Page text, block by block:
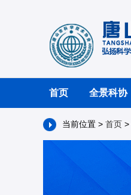
首页 全景科协
当前位置 > 首页 >